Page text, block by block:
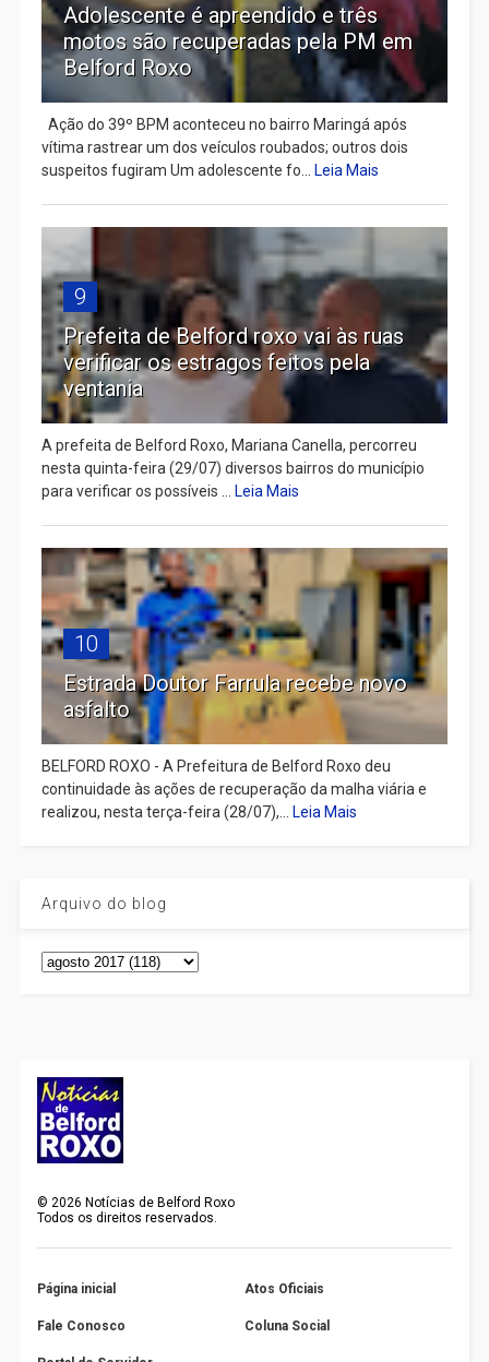
Adolescente é apreendido e três
motos são recuperadas pela PM em
Belford Roxo
Ação do 39º BPM aconteceu no bairro Maringá após
vítima rastrear um dos veículos roubados; outros dois
suspeitos fugiram Um adolescente fo...
Leia Mais
9
Prefeita de Belford roxo vai às ruas
verificar os estragos feitos pela
ventania
A prefeita de Belford Roxo, Mariana Canella, percorreu
nesta quinta-feira (29/07) diversos bairros do município
para verificar os possíveis ...
Leia Mais
10
Estrada Doutor Farrula recebe novo
asfalto
BELFORD ROXO - A Prefeitura de Belford Roxo deu
continuidade às ações de recuperação da malha viária e
realizou, nesta terça-feira (28/07),...
Leia Mais
Arquivo do blog
©2026 Notícias de Belford Roxo
Todos os direitos reservados.
Página inicial Atos Oficiais
Fale Conosco Coluna Social